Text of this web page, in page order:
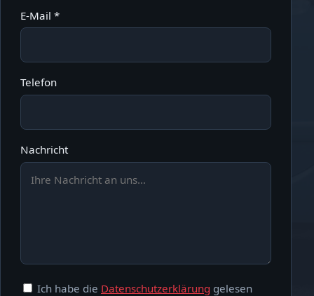
E-Mail *
Telefon
Nachricht
Ich habe die Datenschutzerklärung gelesen